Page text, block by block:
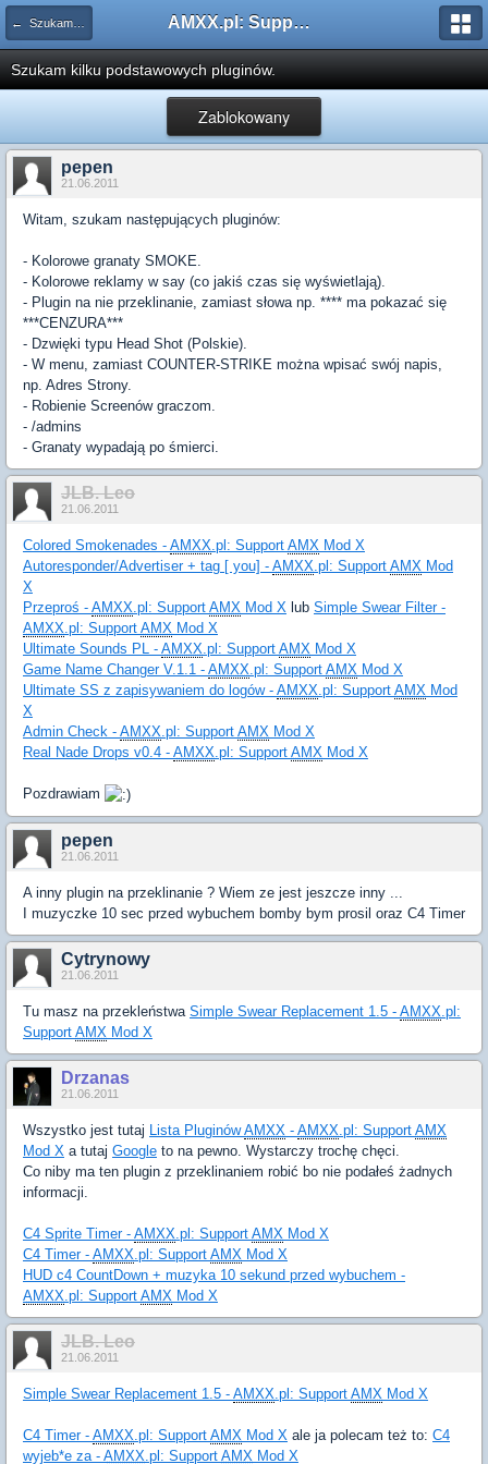
← Szukam pluginu AMXX.pl: Support AMX Mod X i SourceMod
Szukam kilku podstawowych pluginów.
Zablokowany
pepen
21.06.2011
Witam, szukam następujących pluginów:
- Kolorowe granaty SMOKE.
- Kolorowe reklamy w say (co jakiś czas się wyświetlają).
- Plugin na nie przeklinanie, zamiast słowa np. **** ma pokazać się
***CENZURA***
- Dzwięki typu Head Shot (Polskie).
- W menu, zamiast COUNTER-STRIKE można wpisać swój napis,
np. Adres Strony.
- Robienie Screenów graczom.
- /admins
- Granaty wypadają po śmierci.
JLB. Leo
21.06.2011
Colored Smokenades - AMXX.pl: Support AMX Mod X
Autoresponder/Advertiser + tag [ you] - AMXX.pl: Support AMX Mod
X
Przeproś - AMXX.pl: Support AMX Mod X lub Simple Swear Filter -
AMXX.pl: Support AMX Mod X
Ultimate Sounds PL - AMXX.pl: Support AMX Mod X
Game Name Changer V.1.1 - AMXX.pl: Support AMX Mod X
Ultimate SS z zapisywaniem do logów - AMXX.pl: Support AMX Mod
X
Admin Check - AMXX.pl: Support AMX Mod X
Real Nade Drops v0.4 - AMXX.pl: Support AMX Mod X
Pozdrawiam
pepen
21.06.2011
A inny plugin na przeklinanie ? Wiem ze jest jeszcze inny ...
I muzyczke 10 sec przed wybuchem bomby bym prosil oraz C4 Timer
Cytrynowy
21.06.2011
Tu masz na przekleństwa Simple Swear Replacement 1.5 - AMXX.pl:
Support AMX Mod X
Drzanas
21.06.2011
Wszystko jest tutaj Lista PluginówAMXX - AMXX.pl: Support AMX
Mod X a tutaj Google to na pewno. Wystarczy trochę chęci.
Co niby ma ten plugin z przeklinaniem robić bo nie podałeś żadnych
informacji.
C4 Sprite Timer - AMXX.pl: Support AMX Mod X
C4 Timer - AMXX.pl: Support AMX Mod X
HUD c4 CountDown + muzyka 10 sekund przed wybuchem -
AMXX.pl: Support AMX Mod X
JLB. Leo
21.06.2011
Simple Swear Replacement 1.5 - AMXX.pl: Support AMX Mod X
C4 Timer - AMXX.pl: Support AMX Mod X ale ja polecam też to: C4
wyjeb*e za - AMXX.pl: Support AMX Mod X